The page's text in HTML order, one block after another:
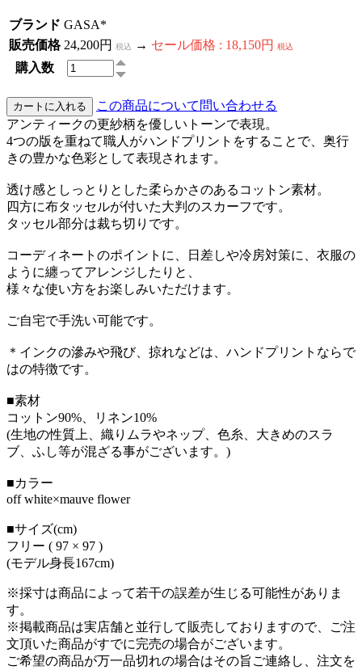
ブランド GASA*
販売価格 24,200円 税込 → セール価格 : 18,150円 税込
購入数
この商品について問い合わせる
アンティークの更紗柄を優しいトーンで表現。
4つの版を重ねて職人がハンドプリントをすることで、奥行
きの豊かな色彩として表現されます。
透け感としっとりとした柔らかさのあるコットン素材。
四方に布タッセルが付いた大判のスカーフです。
タッセル部分は裁ち切りです。
コーディネートのポイントに、日差しや冷房対策に、衣服の
ように纏ってアレンジしたりと、
様々な使い方をお楽しみいただけます。
ご自宅で手洗い可能です。
＊インクの滲みや飛び、掠れなどは、ハンドプリントならで
はの特徴です。
■素材
コットン90%、リネン10%
(生地の性質上、織りムラやネップ、色糸、大きめのスラ
ブ、ふし等が混ざる事がございます。)
■カラー
off white×mauve flower
■サイズ(cm)
フリー ( 97 × 97 )
(モデル身長167cm)
※採寸は商品によって若干の誤差が生じる可能性がありま
す。
※掲載商品は実店舗と並行して販売しておりますので、ご注
文頂いた商品がすでに完売の場合がございます。
ご希望の商品が万一品切れの場合はその旨ご連絡し、注文を